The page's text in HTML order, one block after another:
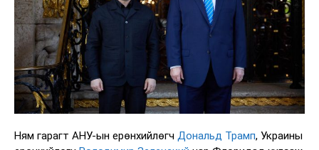
Ням гарагт АНУ-ын ерөнхийлөгч Дональд Трамп, Украины